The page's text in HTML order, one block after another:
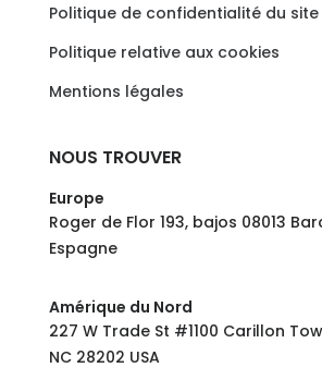
Politique de confidentialité du site
Politique relative aux cookies
Mentions légales
NOUS TROUVER
Europe
Roger de Flor 193, bajos 08013
Espagne
Amérique du Nord
227 W Trade St #1100 Carillon
NC 28202 USA